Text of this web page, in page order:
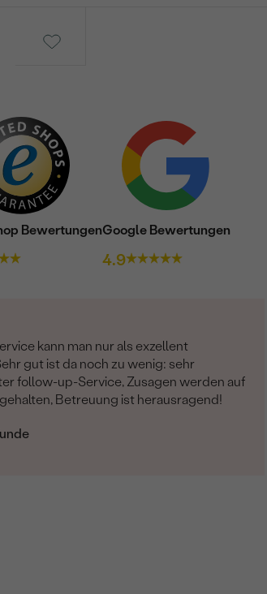
BewertungenGoogle Bewertungen
4.9
kann man nur als exzellent
gut ist da noch zu wenig: sehr
follow-up-Service, Zusagen werden auf
Betreuung ist herausragend!